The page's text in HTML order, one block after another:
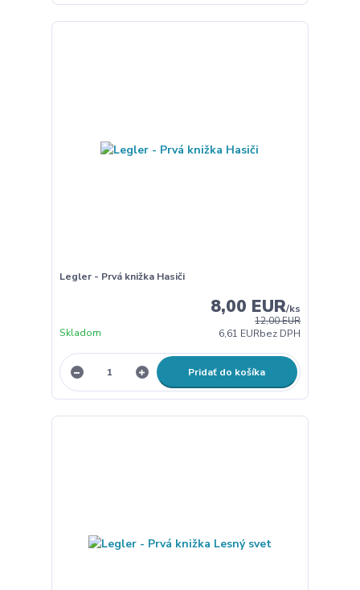
Legler - Prvá knižka Hasiči
12,00 EUR
8,00 EUR/ks
6,61 EURbez DPH
Skladom
Pridať do košíka